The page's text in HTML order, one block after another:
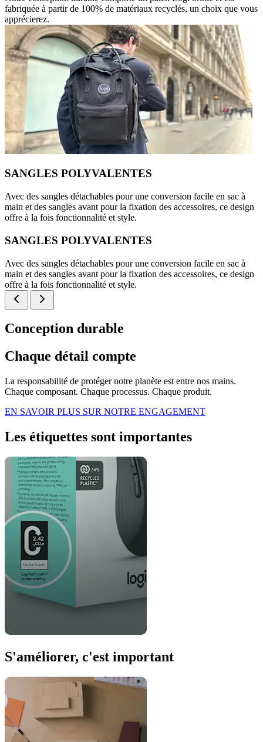
fabriquée à partir de 100% de matériaux recyclés, un choix que vous
apprécierez.
SANGLES POLYVALENTES
Avec des sangles détachables pour une conversion facile en sac à
main et des sangles avant pour la fixation des accessoires, ce design
offre à la fois fonctionnalité et style.
SANGLES POLYVALENTES
Avec des sangles détachables pour une conversion facile en sac à
main et des sangles avant pour la fixation des accessoires, ce design
offre à la fois fonctionnalité et style.
Conception durable
Chaque détail compte
La responsabilité de protéger notre planète est entre nos mains.
Chaque composant. Chaque processus. Chaque produit.
EN SAVOIR PLUS SUR NOTRE ENGAGEMENT
Les étiquettes sont importantes
S'améliorer, c'est important